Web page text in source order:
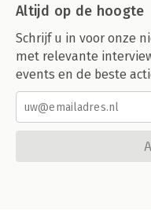
Altijd op de hoogte
Schrijf u in voor onze
met relevante
events en de beste